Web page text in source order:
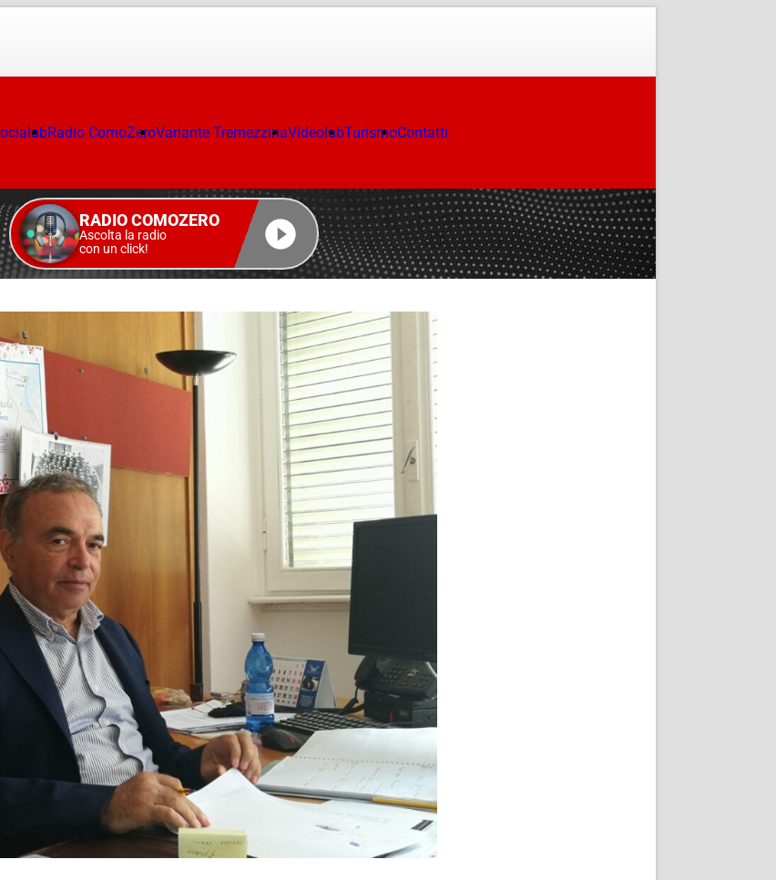
Radio ComoZeroVariante TremezzinaVideolabTurismoContatti
RADIO COMOZERO
Ascolta la radio
con un click!